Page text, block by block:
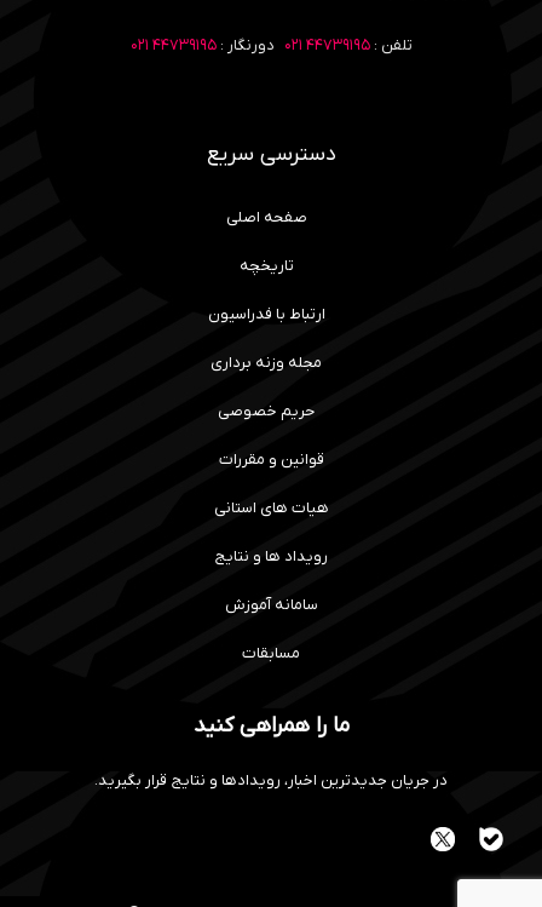
تلفن :۴۴۷۳۹۱۹۵ ۰۲۱ دورنگار :۴۴۷۳۹۱۹۵ ۰۲۱
دسترسی سریع
صفحه اصلی
تاریخچه
ارتباط با فدراسیون
مجله وزنه برداری
حریم خصوصی
قوانین و مقررات
هیات های استانی
رویداد ها و نتایج
سامانه آموزش
مسابقات
ما را همراهی کنید
در جریان جدیدترین اخبار، رویدادها و نتایج قرار بگیرید.